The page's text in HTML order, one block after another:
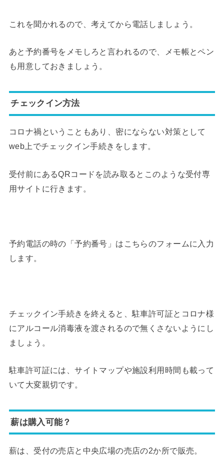
これを聞かれるので、考えてから電話しましょう。
あと予約番号をメモしろと言われるので、メモ帳とペン
も用意しておきましょう。
チェックイン方法
コロナ禍ということもあり、密にならない対策として
web上でチェックイン手続きをします。
受付前にあるQRコードを読み取るとこのような受付専
用サイトに行きます。
予約電話の時の「予約番号」はこちらのフォームに入力
します。
チェックイン手続きを終えると、駐車許可証とコロナ様
にアルコール消毒液を渡されるので無くさないようにし
ましょう。
駐車許可証には、サイトマップや施設利用時間も載って
いて大変親切です。
薪は購入可能？
薪は、受付の売店と中央広場の売店の2か所で販売。